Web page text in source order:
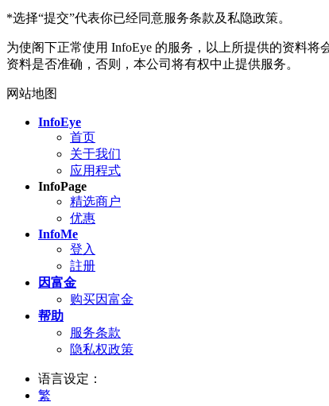
*选择“提交”代表你已经同意服务条款及私隐政策。
为使阁下正常使用 InfoEye 的服务，以上所提供的资料
资料是否准确，否则，本公司将有权中止提供服务。
网站地图
InfoEye
首页
关于我们
应用程式
InfoPage
精选商户
优惠
InfoMe
登入
註册
因富金
购买因富金
帮助
服务条款
隐私权政策
语言设定：
繁